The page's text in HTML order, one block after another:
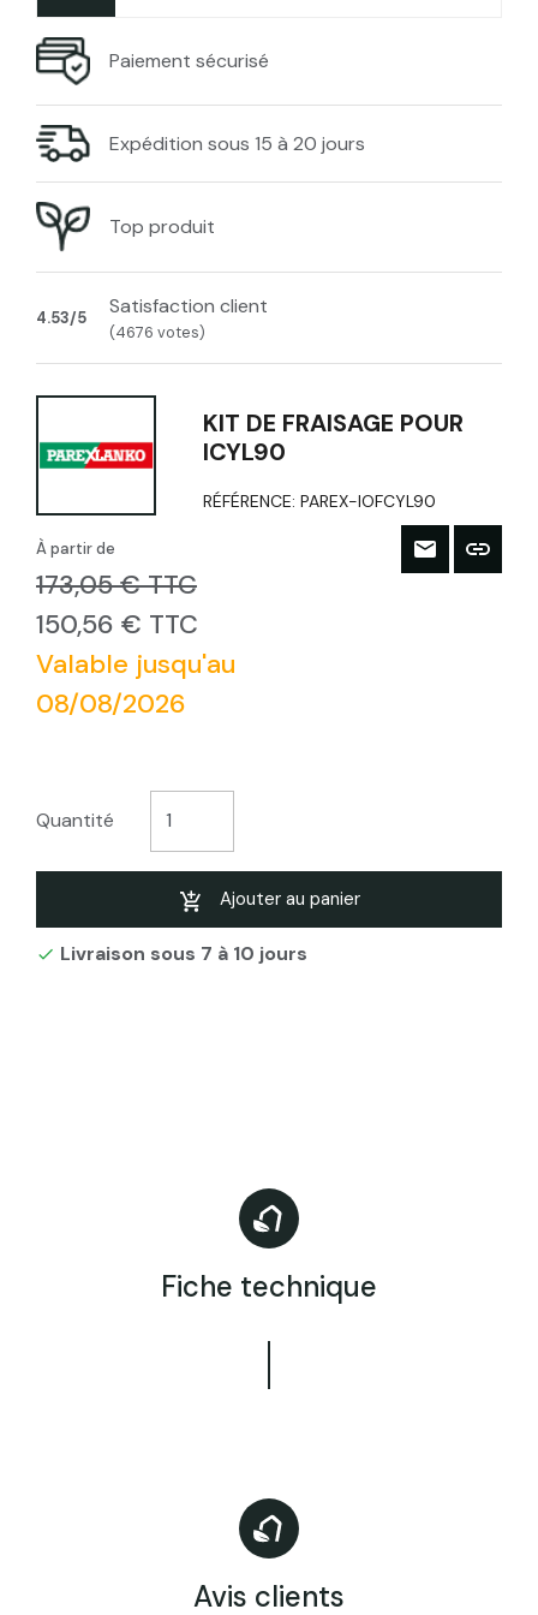
Paiement sécurisé
Expédition sous 15 à 20 jours
Top produit
4.53/5 Satisfaction client
(4676 votes)
KIT DE FRAISAGE POUR
ICYL90
RÉFÉRENCE:PAREX-IOFCYL90
À partir de
173,05 € TTC
150,56 € TTC
Valable jusqu'au
08/08/2026
Quantité
Ajouter au panier
 Livraison sous 7 à 10 jours
Fiche technique
Avis clients